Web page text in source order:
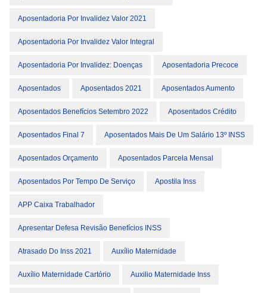
Aposentadoria Por Invalidez Valor 2021
Aposentadoria Por Invalidez Valor Integral
Aposentadoria Por Invalidez: Doenças Aposentadoria Precoce
Aposentados Aposentados 2021 Aposentados Aumento
Aposentados Benefícios Setembro 2022 Aposentados Crédito
Aposentados Final 7 Aposentados Mais De Um Salário 13º INSS
Aposentados Orçamento Aposentados Parcela Mensal
Aposentados Por Tempo De Serviço Apostila Inss
APP Caixa Trabalhador
Apresentar Defesa Revisão Benefícios INSS
Atrasado Do Inss 2021 Auxílio Maternidade
Auxílio Maternidade Cartório Auxilio Maternidade Inss